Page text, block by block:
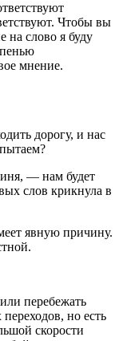
Чтобы вы
на слово я буду
мнение.
дорогу, и нас
— нам будет
слов крикнула в
явную причину.
перебежать
но есть
скорости